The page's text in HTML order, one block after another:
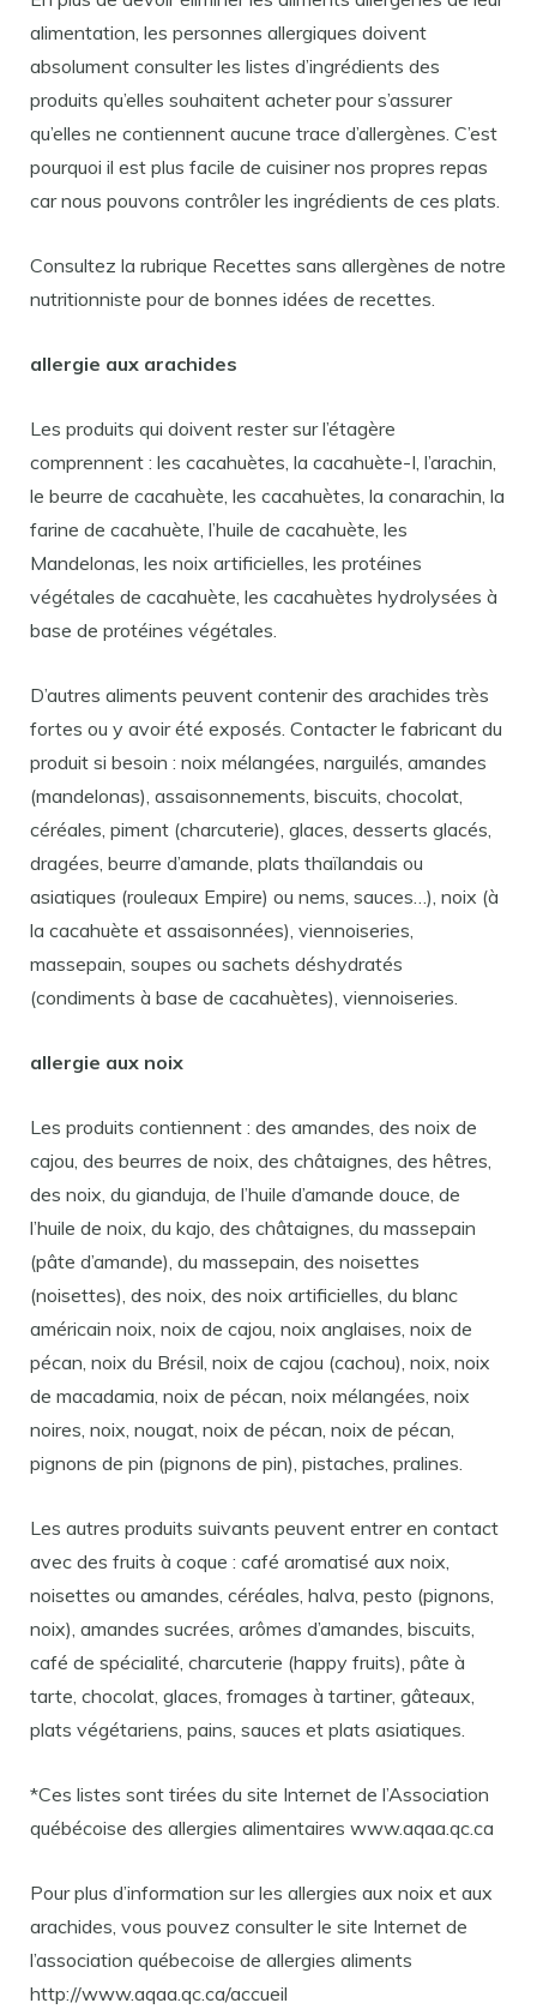
alimentation, les personnes allergiques doivent
absolument consulter les listes d’ingrédients des
produits qu’elles souhaitent acheter pour s’assurer
qu’elles ne contiennent aucune trace d’allergènes. C’est
pourquoi il est plus facile de cuisiner nos propres repas
car nous pouvons contrôler les ingrédients de ces plats.
Consultez la rubrique Recettes sans allergènes de notre
nutritionniste pour de bonnes idées de recettes.
allergie aux arachides
Les produits qui doivent rester sur l’étagère
comprennent : les cacahuètes, la cacahuète-I, l’arachin,
le beurre de cacahuète, les cacahuètes, la conarachin, la
farine de cacahuète, l’huile de cacahuète, les
Mandelonas, les noix artificielles, les protéines
végétales de cacahuète, les cacahuètes hydrolysées à
base de protéines végétales.
D’autres aliments peuvent contenir des arachides très
fortes ou y avoir été exposés. Contacter le fabricant du
produit si besoin : noix mélangées, narguilés, amandes
(mandelonas), assaisonnements, biscuits, chocolat,
céréales, piment (charcuterie), glaces, desserts glacés,
dragées, beurre d’amande, plats thaïlandais ou
asiatiques (rouleaux Empire) ou nems, sauces…), noix (à
la cacahuète et assaisonnées), viennoiseries,
massepain, soupes ou sachets déshydratés
(condiments à base de cacahuètes), viennoiseries.
allergie aux noix
Les produits contiennent : des amandes, des noix de
cajou, des beurres de noix, des châtaignes, des hêtres,
des noix, du gianduja, de l’huile d’amande douce, de
l’huile de noix, du kajo, des châtaignes, du massepain
(pâte d’amande), du massepain, des noisettes
(noisettes), des noix, des noix artificielles, du blanc
américain noix, noix de cajou, noix anglaises, noix de
pécan, noix du Brésil, noix de cajou (cachou), noix, noix
de macadamia, noix de pécan, noix mélangées, noix
noires, noix, nougat, noix de pécan, noix de pécan,
pignons de pin (pignons de pin), pistaches, pralines.
Les autres produits suivants peuvent entrer en contact
avec des fruits à coque : café aromatisé aux noix,
noisettes ou amandes, céréales, halva, pesto (pignons,
noix), amandes sucrées, arômes d’amandes, biscuits,
café de spécialité, charcuterie (happy fruits), pâte à
tarte, chocolat, glaces, fromages à tartiner, gâteaux,
plats végétariens, pains, sauces et plats asiatiques.
*Ces listes sont tirées du site Internet de l’Association
québécoise des allergies alimentaires www.aqaa.qc.ca
Pour plus d’information sur les allergies aux noix et aux
arachides, vous pouvez consulter le site Internet de
l’association québecoise de allergies aliments
http://www.aqaa.qc.ca/accueil